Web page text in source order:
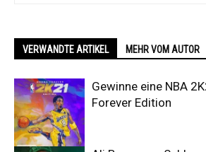
VERWANDTE ARTIKEL MEHR VOM AUTOR
Gewinne eine NBA
Forever Edition